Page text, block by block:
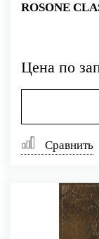
ROSONE
Цена по
Сравнить